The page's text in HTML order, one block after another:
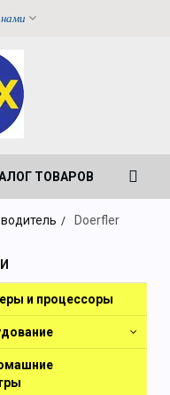
ТОВАРОВ
Doerfler
и процессоры